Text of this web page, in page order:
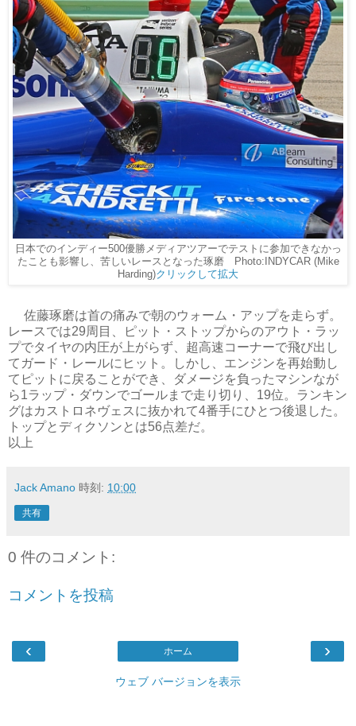
日本でのインディー500優勝メディアツアーでテストに参加できなかっ
たことも影響し、苦しいレースとなった琢磨 Photo:INDYCAR (Mike
Harding)クリックして拡大
佐藤琢磨は首の痛みで朝のウォーム・アップを走らず。
レースでは29周目、ピット・ストップからのアウト・ラッ
プでタイヤの内圧が上がらず、超高速コーナーで飛び出し
てガード・レールにヒット。しかし、エンジンを再始動し
てピットに戻ることができ、ダメージを負ったマシンなが
ら1ラップ・ダウンでゴールまで走り切り、19位。ランキン
グはカストロネヴェスに抜かれて4番手にひとつ後退した。
トップとディクソンとは56点差だ。
以上
Jack Amano 時刻: 10:00
共有
0 件のコメント:
コメントを投稿
‹ ›
ホーム
ウェブ バージョンを表示